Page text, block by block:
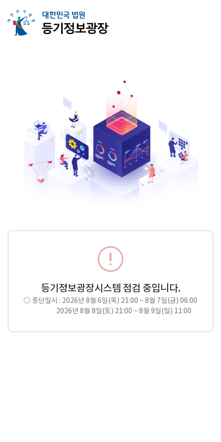
등기정보광장시스템 점검 중입니다.
○ 중단일시 : 2026년 8월 6일(목) 21:00 ~ 8월 7일(금) 06:00
                  2026년 8월 8일(토) 21:00 ~ 8월 9일(일) 11:00